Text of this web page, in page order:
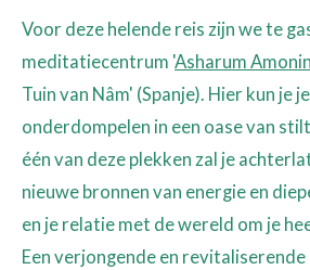
Voor deze helende reis zijn we te
meditatiecentrum 'Asharum
Tuin van Nâm' (Spanje). Hier kun je
onderdompelen in een oase van
één van deze plekken zal je
nieuwe bronnen van energie en
en je relatie met de wereld om je
Een verjongende en